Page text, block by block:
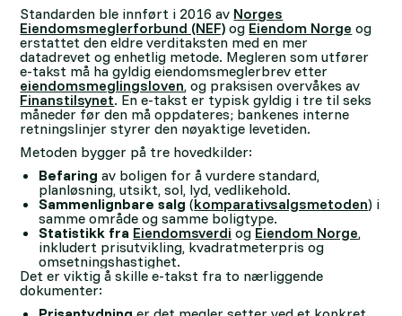
Standarden ble innført i 2016 av Norges
Eiendomsmeglerforbund (NEF) og Eiendom Norge og
erstattet den eldre verditaksten med en mer
datadrevet og enhetlig metode. Megleren som utfører
e-takst må ha gyldig eiendomsmeglerbrev etter
eiendomsmeglingsloven, og praksisen overvåkes av
Finanstilsynet. En e-takst er typisk gyldig i tre til seks
måneder før den må oppdateres; bankenes interne
retningslinjer styrer den nøyaktige levetiden.
Metoden bygger på tre hovedkilder:
Befaring av boligen for å vurdere standard,
planløsning, utsikt, sol, lyd, vedlikehold.
Sammenlignbare salg (komparativsalgsmetoden) i
samme område og samme boligtype.
Statistikk fra Eiendomsverdi og Eiendom Norge,
inkludert prisutvikling, kvadratmeterpris og
omsetningshastighet.
Det er viktig å skille e-takst fra to nærliggende
dokumenter: